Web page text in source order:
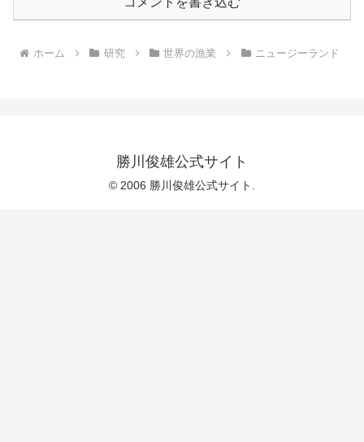
ホーム 研究 世界の漁業 ニュージーランド
勝川俊雄公式サイト
© 2006 勝川俊雄公式サイト.